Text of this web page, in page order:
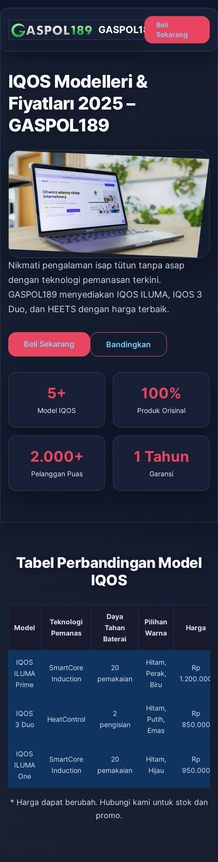
GASPOL189
Beli
Sekarang
IQOS Modelleri &
Fiyatları 2025 –
GASPOL189
Nikmati pengalaman isap tütun tanpa asap
dengan teknologi pemanasan terkini.
GASPOL189 menyediakan IQOS ILUMA, IQOS 3
Duo, dan HEETS dengan harga terbaik.
Beli Sekarang Bandingkan
5+
Model IQOS
100%
Produk Orisinal
2.000+
Pelanggan Puas
1 Tahun
Garansi
Tabel Perbandingan Model
IQOS
Model
Teknologi
Pemanas
Daya
Tahan
Baterai
Pilihan
Warna
Harga
IQOS
ILUMA
Prime
SmartCore
Induction
20
pemakaian
Hitam,
Perak,
Biru
Rp
1.200.000
IQOS
3 Duo
HeatControl
2
pengisian
Hitam,
Putih,
Emas
Rp
850.000
IQOS
ILUMA
One
SmartCore
Induction
20
pemakaian
Hitam,
Hijau
Rp
950.000
* Harga dapat berubah. Hubungi kami untuk stok dan
promo.